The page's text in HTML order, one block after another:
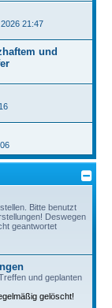
21:47
und
Bitte benutzt
Deswegen
geantwortet
und geplanten
gelöscht!